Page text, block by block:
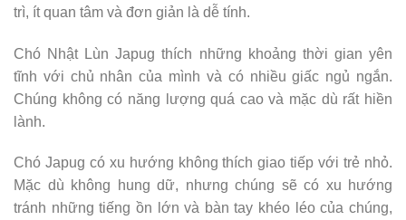
trì, ít quan tâm và đơn giản là dễ tính.
Chó Nhật Lùn Japug thích những khoảng thời gian yên
tĩnh với chủ nhân của mình và có nhiều giấc ngủ ngắn.
Chúng không có năng lượng quá cao và mặc dù rất hiền
lành.
Chó Japug có xu hướng không thích giao tiếp với trẻ nhỏ.
Mặc dù không hung dữ, nhưng chúng sẽ có xu hướng
tránh những tiếng ồn lớn và bàn tay khéo léo của chúng,